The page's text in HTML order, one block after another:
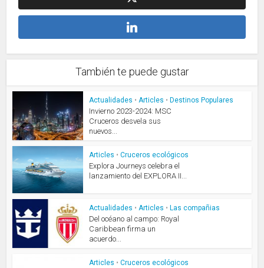
También te puede gustar
Actualidades • Articles • Destinos Populares
Invierno 2023-2024: MSC
Cruceros desvela sus
nuevos...
Articles • Cruceros ecológicos
Explora Journeys celebra el
lanzamiento del EXPLORA II...
Actualidades • Articles • Las compañias
Del océano al campo: Royal
Caribbean firma un
acuerdo...
Articles • Cruceros ecológicos